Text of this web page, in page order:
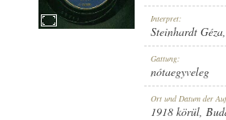
1918 KÖRÜL
Interpret:
Steinhardt Géza,
Gattung:
nótaegyveleg
Ort und Datum der
1918 körül,